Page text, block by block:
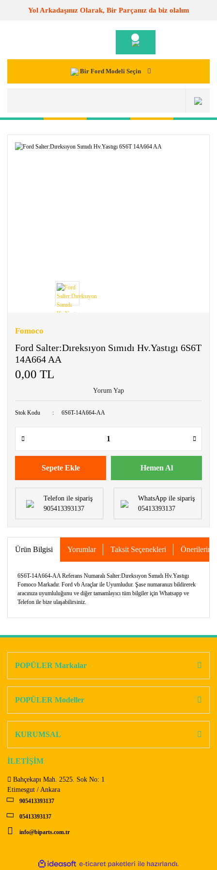
Yol Arkadaşınız Olarak, Bir Parçanız da biz olalım
Bir Ford Modeli Seçin
Fomoco
Ford Salter:Dıreksıyon Sımıdı Hv.Yastıgı 6S6T
14A664 AA
0,00 TL
Yorum Yap
Stok Kodu 6S6T-14A664-AA
Sepete Ekle Hemen Al
Telefon ile sipariş
905413393137
WhatsApp ile sipariş
05413393137
Ürün Bilgisi Yorumlar Taksit Seçenekleri Önerileriniz
6S6T-14A664-AA Referans Numaralı Salter:Dıreksıyon Sımıdı Hv.Yastıgı
Fomoco Markadır. Ford vb Araçlar ile Uyumludur. Şase numaranızı bildirerek
aracınıza uyumluluğunu ve diğer tamamlayıcı tüm bilgiler için Whatsapp ve
Telefon ile bize ulaşabilirsiniz.
Ürün açıklamasında eksik bilgiler bulunuyor.
Bu ürüne benzer farklı alternatifler olmalı.
POPÜLER Markalar
POPÜLER Modeller
KURUMSAL
İLETİŞİM
Bahçekapı Mah. 2525. Sok No: 1
Etimesgut / Ankara
905413393137
05413393137
info@biparts.com.tr
ideasoft
e-